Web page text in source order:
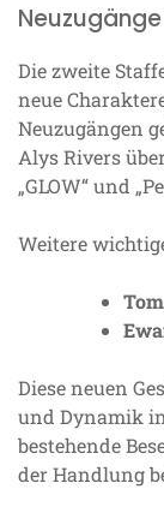
Die zweite
neue
Neuzugängen
Alys Rivers
„GLOW“ und
Weitere
Diese neuen
und Dynamik
bestehende
der Handlung